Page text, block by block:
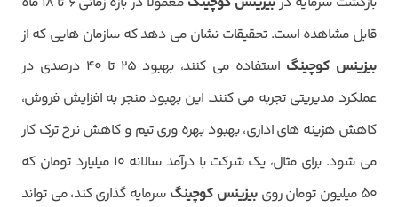
قابل مشاهده است. تحقیقات نشان می دهد که سازمان هایی که از
بیزینس کوچینگ
استفاده می کنند، بهبود ۲۵ تا ۴۰ درصدی در
عملکرد مدیریتی تجربه می کنند. این بهبود منجر به افزایش فروش،
کاهش هزینه های اداری، بهبود بهره وری تیم و کاهش نرخ ترک کار
می شود. برای مثال، یک شرکت با درآمد سالانه ۱۰ میلیارد تومان که
۵۰ میلیون تومان روی
بیزینس کوچینگ سرمایه گذاری کند، می تواند